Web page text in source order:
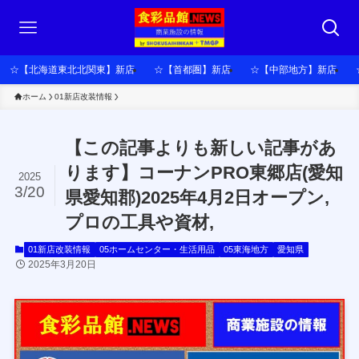
☆【北海道東北北関東】新店 ☆【首都圏】新店 ☆【中部地方】新店
ホーム 01新店改装情報
【この記事よりも新しい記事があ
ります】コーナンPRO東郷店(愛知
県愛知郡)2025年4月2日オープン,
プロの工具や資材,
2025
3/20
01新店改装情報 05ホームセンター・生活用品 05東海地方 愛知県
2025年3月20日